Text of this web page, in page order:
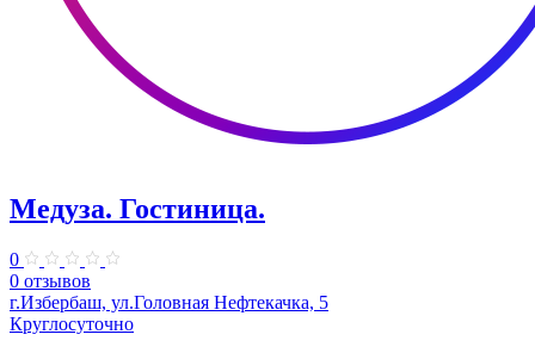
Медуза. Гостиница.
0
0 отзывов
г.Избербаш, ул.Головная Нефтекачка, 5
Круглосуточно